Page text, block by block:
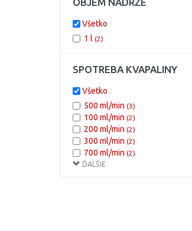
Všetko
1 l (2)
SPOTREBA KVAPALINY
ĎALŠIE
Všetko
500 ml/min (3)
100 ml/min (2)
200 ml/min (2)
300 ml/min (2)
700 ml/min (2)
110 - 180 ml/min